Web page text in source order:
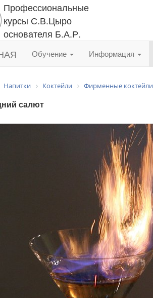
Профессиональные
курсы С.В.Цыро
основателя Б.А.Р.
Обучение Информация
Напитки Коктейли Фирменные коктейли
салют